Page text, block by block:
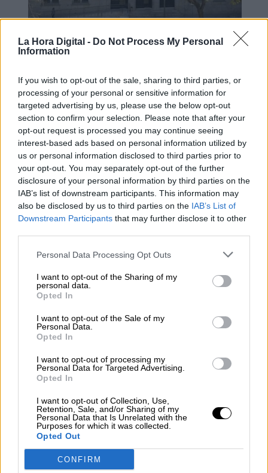
La Hora Digital - Do Not Process My Personal
Information
If you wish to opt-out of the sale, sharing to third parties, or
processing of your personal or sensitive information for
targeted advertising by us, please use the below opt-out
section to confirm your selection. Please note that after your
opt-out request is processed you may continue seeing
interest-based ads based on personal information utilized by
us or personal information disclosed to third parties prior to
your opt-out. You may separately opt-out of the further
disclosure of your personal information by third parties on the
IAB’s list of downstream participants. This information may
also be disclosed by us to third parties on the IAB’s List of
Downstream Participants that may further disclose it to other
Personal Data Processing Opt Outs
I want to opt-out of the Sharing of my
personal data.
Opted In
I want to opt-out of the Sale of my
Personal Data.
Opted In
I want to opt-out of processing my
Personal Data for Targeted Advertising.
Opted In
I want to opt-out of Collection, Use,
Retention, Sale, and/or Sharing of my
Personal Data that Is Unrelated with the
Purposes for which it was collected.
Opted Out
CONFIRM
El PP actúa de forma
inconstitucional manteniendo el
bloqueo al CGPJ caducado hace tres
años
El PP no se irá de Génova: "los
edificios no tienen la culpa"
OPINIONES DIVERSAS
una tercera guerra mundial?
Por Álvaro Frutos Rosado y Gabinete
Geopolítica de Crisis
Suelta y confía